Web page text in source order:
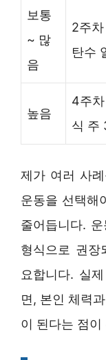
보통
~ 많
음
2주
탄수
높음
4주
식 주
제가 여러 사
운동을 선택해
줄어듭니다.
형식으로 권
요합니다. 실
면, 본인 체력
이 된다는 점이